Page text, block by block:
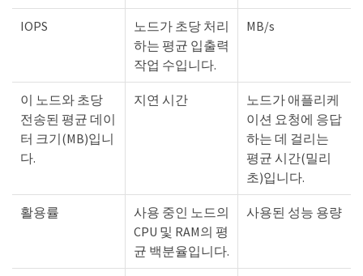
IOPS
노드가 초당 처리
하는 평균 입출력
작업 수입니다.
MB/s
이 노드와 초당
전송된 평균 데이
터 크기(MB)입니
다.
지연 시간
노드가 애플리케
이션 요청에 응답
하는 데 걸리는
평균 시간(밀리
초)입니다.
활용률
사용 중인 노드의
CPU 및 RAM의 평
균 백분율입니다.
사용된 성능 용량